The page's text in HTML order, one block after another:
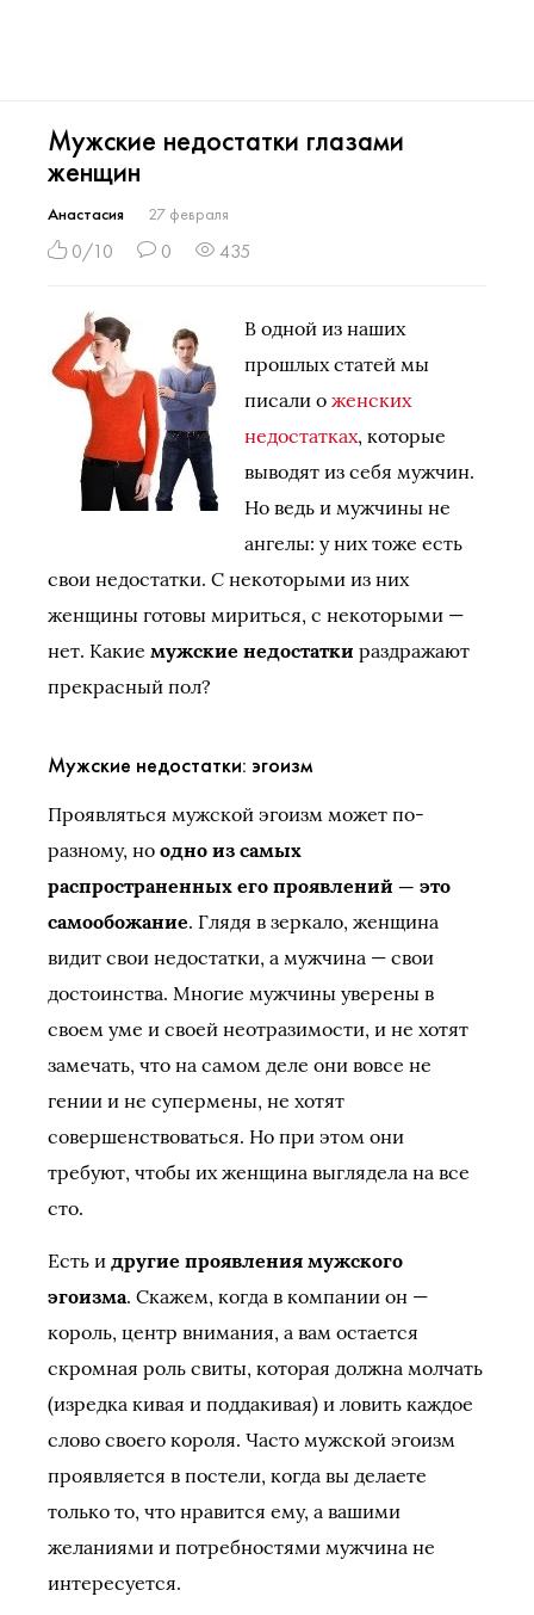
Мужские недостатки глазами
женщин
Анастасия 27 февраля
0/10 0 435
В одной из наших
прошлых статей мы
писали о женских
недостатках, которые
выводят из себя мужчин.
Но ведь и мужчины не
ангелы: у них тоже есть
свои недостатки. С некоторыми из них
женщины готовы мириться, с некоторыми —
нет. Какие мужские недостатки раздражают
прекрасный пол?
Мужские недостатки: эгоизм
Проявляться мужской эгоизм может по-
разному, но одно из самых
распространенных его проявлений — это
самообожание. Глядя в зеркало, женщина
видит свои недостатки, а мужчина — свои
достоинства. Многие мужчины уверены в
своем уме и своей неотразимости, и не хотят
замечать, что на самом деле они вовсе не
гении и не супермены, не хотят
совершенствоваться. Но при этом они
требуют, чтобы их женщина выглядела на все
сто.
Есть и другие проявления мужского
эгоизма. Скажем, когда в компании он —
король, центр внимания, а вам остается
скромная роль свиты, которая должна молчать
(изредка кивая и поддакивая) и ловить каждое
слово своего короля. Часто мужской эгоизм
проявляется в постели, когда вы делаете
только то, что нравится ему, а вашими
желаниями и потребностями мужчина не
интересуется.